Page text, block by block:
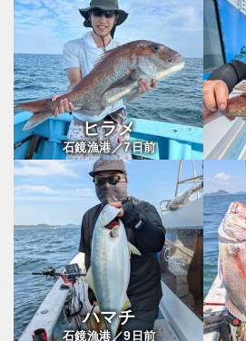
ヒラメ
石鏡漁港／7日前
ハマチ
石鏡漁港／9 日前